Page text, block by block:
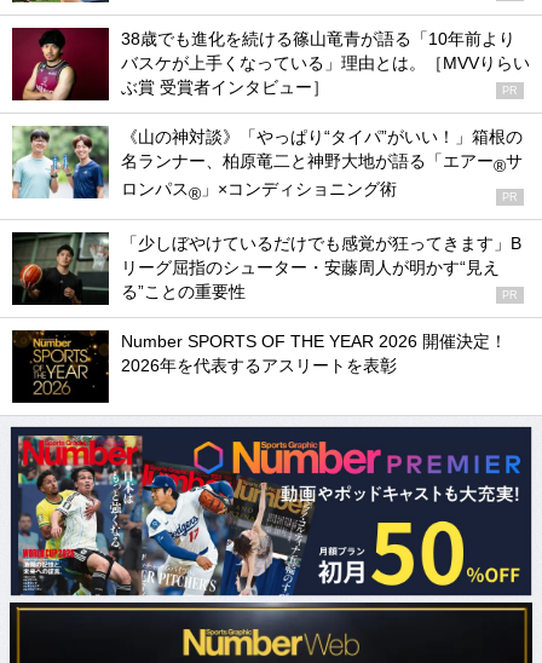
38歳でも進化を続ける篠山竜青が語る「10年前より
バスケが上手くなっている」理由とは。［MVVりらい
ぶ賞 受賞者インタビュー］
PR
《山の神対談》「やっぱり“タイパ”がいい！」箱根の
名ランナー、柏原竜二と神野大地が語る「エアー®サ
ロンパス® 」×コンディショニング術 PR
「少しぼやけているだけでも感覚が狂ってきます」B
リーグ屈指のシューター・安藤周人が明かす“見え
る”ことの重要性
PR
Number SPORTS OF THE YEAR 2026 開催決定！
2026年を代表するアスリートを表彰